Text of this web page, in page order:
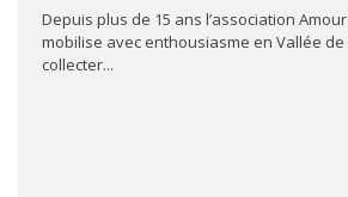
Depuis plus de 15 ans l’association
mobilise avec enthousiasme en Vallée
collecter...